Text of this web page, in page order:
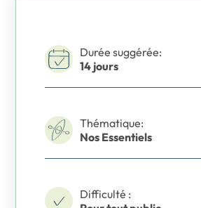
Durée suggérée:
14 jours
Thématique:
Nos Essentiels
Difficulté :